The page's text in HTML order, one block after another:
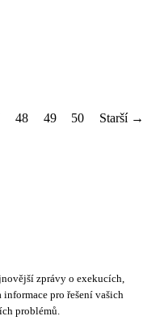
48 49 50 Starší →
zprávy o exekucích,
pro řešení vašich
problémů.